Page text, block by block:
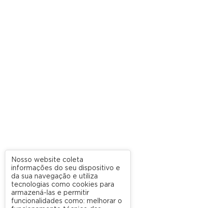
Nosso website coleta
informações do seu dispositivo e
da sua navegação e utiliza
tecnologias como cookies para
armazená-las e permitir
funcionalidades como: melhorar o